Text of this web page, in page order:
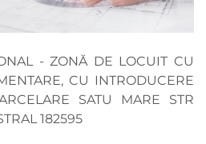
- ZONĂ DE LOCUIT CU
CU INTRODUCERE
SATU MARE STR
182595